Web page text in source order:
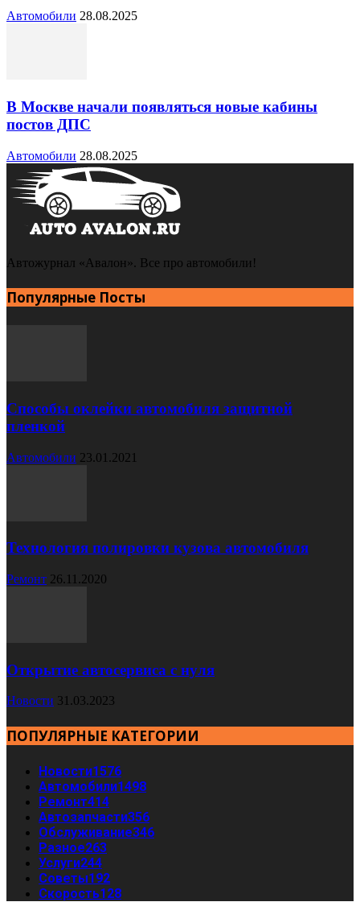
Автомобили 28.08.2025
В Москве начали появляться новые кабины
постов ДПС
Автомобили 28.08.2025
Автожурнал «Авалон». Все про автомобили!
Популярные Посты
Способы оклейки автомобиля защитной
пленкой
Автомобили 23.01.2021
Технология полировки кузова автомобиля
Ремонт 26.11.2020
Открытие автосервиса с нуля
Новости 31.03.2023
ПОПУЛЯРНЫЕ КАТЕГОРИИ
Новости1576
Автомобили1498
Ремонт414
Автозапчасти356
Обслуживание346
Разное263
Услуги244
Советы192
Скорость128